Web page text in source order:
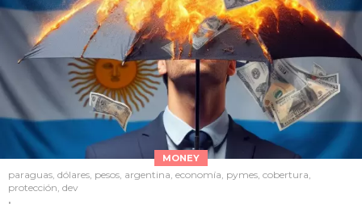
MONEY
paraguas, dólares, pesos, argentina, economía, pymes, cobertura,
protección, dev
.